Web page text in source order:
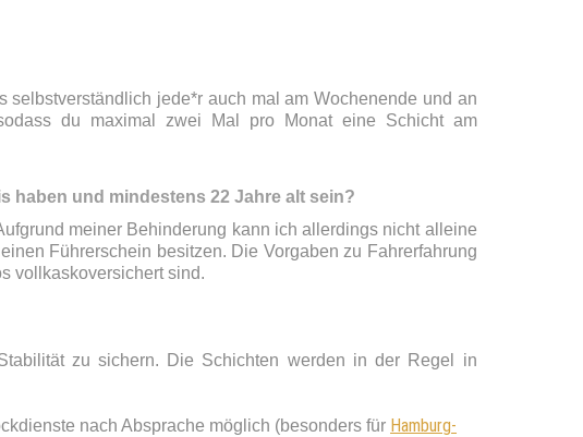
jede*r auch mal am Wochenende und an
du maximal zwei Mal pro Monat eine Schicht am
haben und mindestens 22 Jahre alt sein?
meiner Behinderung kann ich allerdings nicht alleine
Führerschein besitzen. Die Vorgaben zu Fahrerfahrung
vollkaskoversichert sind.
zu sichern. Die Schichten werden in der Regel in
nach Absprache möglich (besonders für Hamburg-